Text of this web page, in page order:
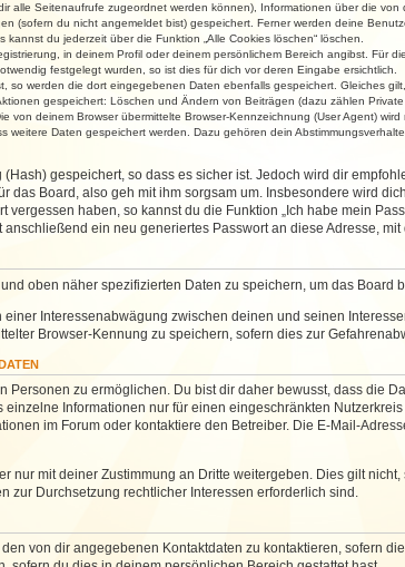
alle Seitenaufrufe zugeordnet werden können), Informationen über die
(sofern du nicht angemeldet bist) gespeichert. Ferner werden deine
du jederzeit über die Funktion „Alle Cookies löschen“ löschen.
in deinem Profil oder deinem persönlichem Bereich angibst. Für
festgelegt wurden, so ist dies für dich vor deren Eingabe ersichtlich.
so werden die dort eingegebenen Daten ebenfalls gespeichert. Gleiches
gespeichert: Löschen und Ändern von Beiträgen (dazu zählen
von deinem Browser übermittelte Browser-Kennzeichnung (User Agent)
weitere Daten gespeichert werden. Dazu gehören dein
gespeichert, so dass es sicher ist. Jedoch wird dir
das Board, also geh mit ihm sorgsam um. Insbesondere wird
haben, so kannst du die Funktion „Ich habe mein
ein neu generiertes Passwort an diese Adresse,
oben näher spezifizierten Daten zu speichern, um das Board
Interessenabwägung zwischen deinen und seinen
Browser-Kennung zu speichern, sofern dies zur
Personen zu ermöglichen. Du bist dir daher bewusst, dass die
Informationen nur für einen eingeschränkten
im Forum oder kontaktiere den Betreiber. Die E-Mail-
nur mit deiner Zustimmung an Dritte weitergeben. Dies gilt
zur Durchsetzung rechtlicher Interessen erforderlich sind.
von dir angegebenen Kontaktdaten zu kontaktieren, sofern